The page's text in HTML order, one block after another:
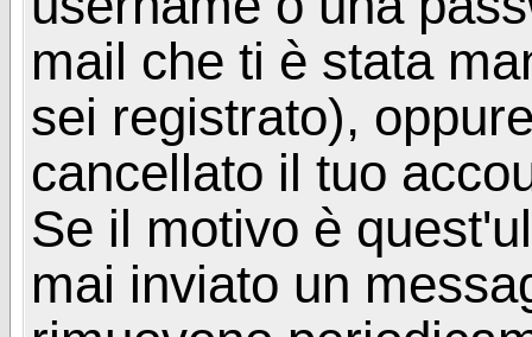
mail che ti è stata
sei registrato),
cancellato il tuo
Se il motivo è
mai inviato un